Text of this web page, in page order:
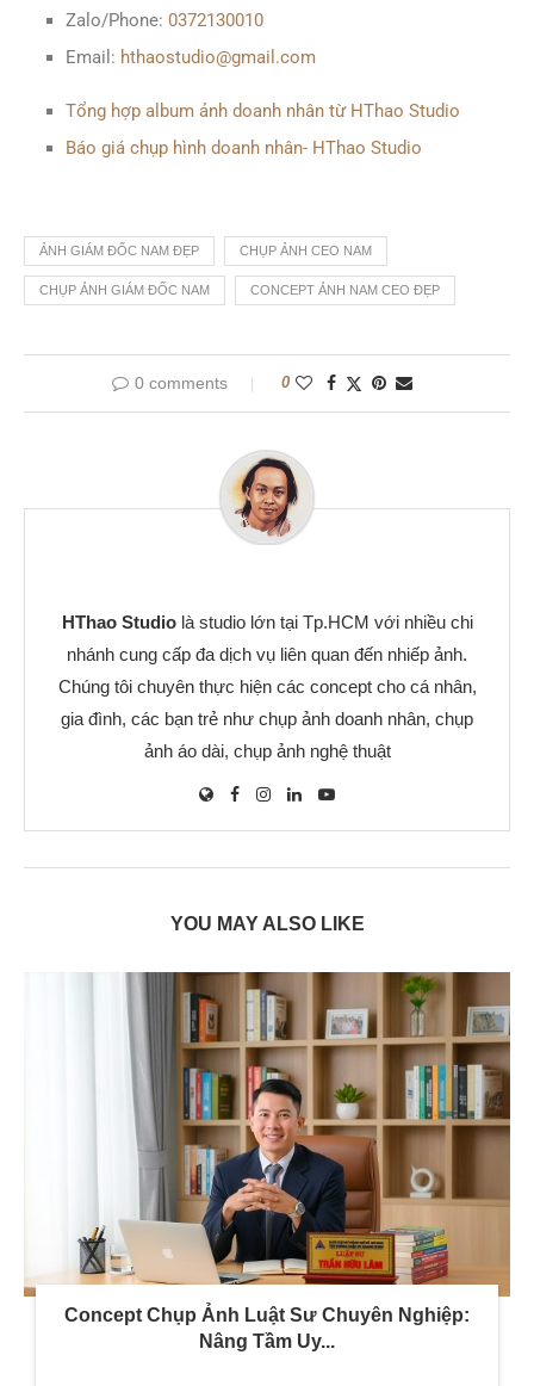
Zalo/Phone: 0372130010
Email: hthaostudio@gmail.com
Tổng hợp album ảnh doanh nhân từ HThao Studio
Báo giá chụp hình doanh nhân- HThao Studio
ẢNH GIÁM ĐỐC NAM ĐẸP CHỤP ẢNH CEO NAM
CHỤP ẢNH GIÁM ĐỐC NAM CONCEPT ẢNH NAM CEO ĐẸP
0 comments 0
HThao Studiolà studio lớn tại Tp.HCM với nhiều chi
nhánh cung cấp đa dịch vụ liên quan đến nhiếp ảnh.
Chúng tôi chuyên thực hiện các concept cho cá nhân,
gia đình, các bạn trẻ như chụp ảnh doanh nhân, chụp
ảnh áo dài, chụp ảnh nghệ thuật
YOU MAY ALSO LIKE
Concept Chụp Ảnh Luật Sư Chuyên Nghiệp:
Nâng Tầm Uy...